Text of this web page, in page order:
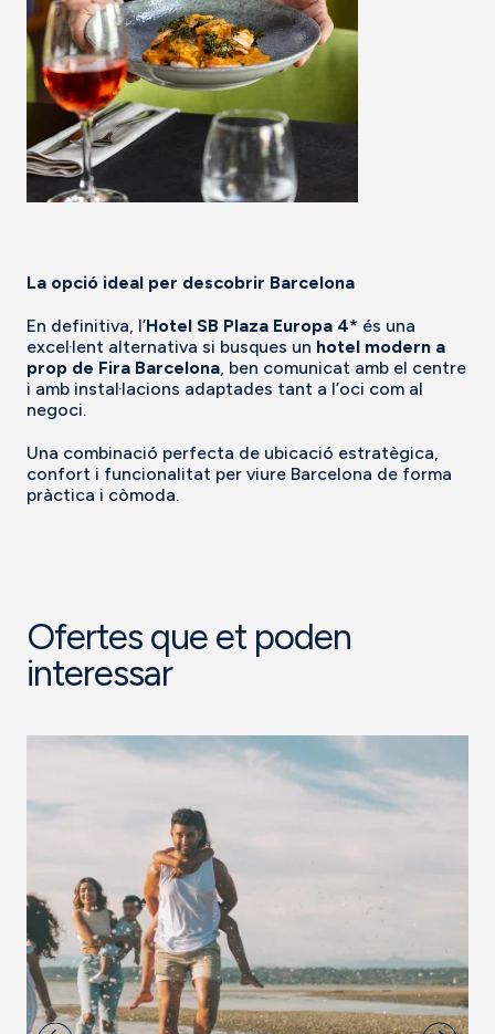
La opció ideal per descobrir Barcelona
En definitiva, l’Hotel SB Plaza Europa 4* és una
excel·lent alternativa si busques un hotel modern a
prop de Fira Barcelona, ben comunicat amb el centre
i amb instal·lacions adaptades tant a l’oci com al
negoci.
Una combinació perfecta de ubicació estratègica,
confort i funcionalitat per viure Barcelona de forma
pràctica i còmoda.
Ofertes que et poden
interessar